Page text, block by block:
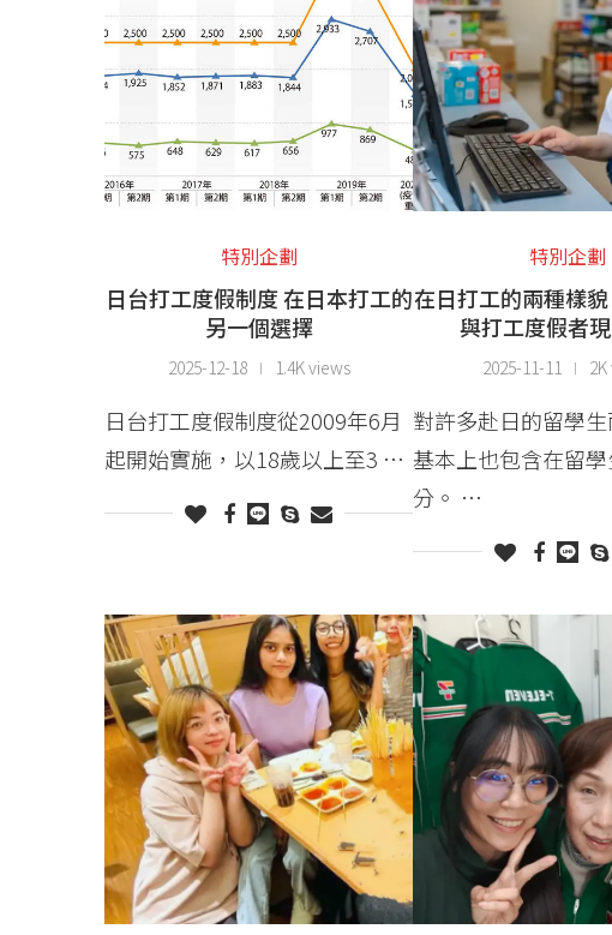
特別企劃
日台打工度假制度 在日本打工的
另一個選擇
2025-12-18 1.4K views
日台打工度假制度從2009年6月
起開始實施，以18歲以上至3 …
特別企劃
在日打工的兩種樣
與打工度假者
2025-11-11
對許多赴日的留學
基本上也包含在留
分。 …